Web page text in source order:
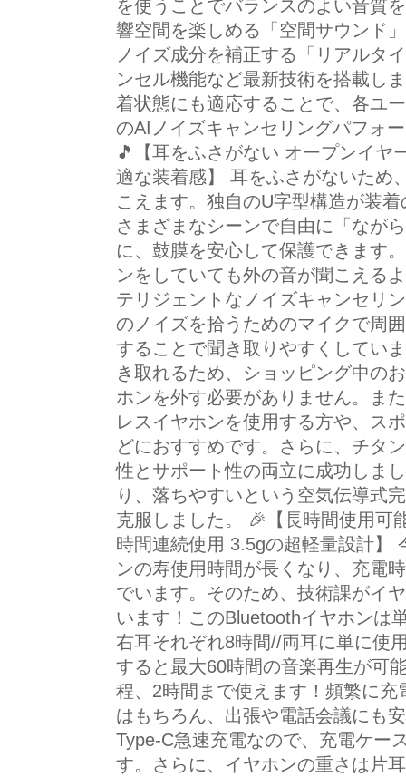
を使うことでバランスのよい音質
響空間を楽しめる「空間サウンド
ノイズ成分を補正する「リアルタ
ンセル機能など最新技術を搭載し
着状態にも適応することで、各ユ
のAIノイズキャンセリングパフォ
🎵【耳をふさがない オープンイヤ
適な装着感】 耳をふさがないため
こえます。独自のU字型構造が装
さまざまなシーンで自由に「なが
に、鼓膜を安心して保護できます
ンをしていても外の音が聞こえる
テリジェントなノイズキャンセリ
のノイズを拾うためのマイクで周
することで聞き取りやすくしてい
き取れるため、ショッピング中の
ホンを外す必要がありません。ま
レスイヤホンを使用する方や、ス
どにおすすめです。さらに、チタ
性とサポート性の両立に成功しま
り、落ちやすいという空気伝導式
克服しました。 🎉【長時間使用可
時間連続使用 3.5gの超軽量設計】
ンの寿使用時間が長くなり、充電
でいます。そのため、技術課がイ
います！このBluetoothイヤホンは
右耳それぞれ8時間//両耳に単に使
すると最大60時間の音楽再生が可
程、2時間まで使えます！頻繁に
はもちろん、出張や電話会議にも
Type-C急速充電なので、充電ケー
す。さらに、イヤホンの重さは片